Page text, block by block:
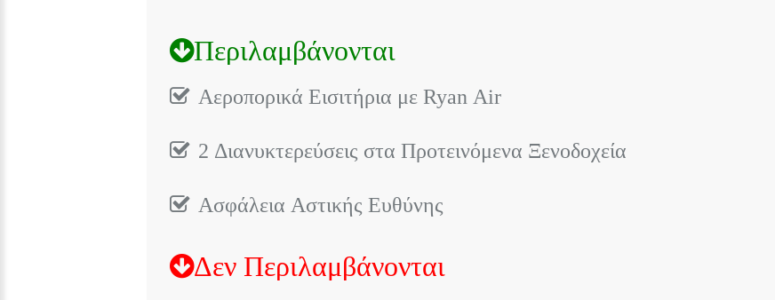
Περιλαμβάνονται
Αεροπορικά Εισιτήρια με Ryan Air
2 Διανυκτερεύσεις στα Προτεινόμενα Ξενοδοχεία
Ασφάλεια Αστικής Ευθύνης
Δεν Περιλαμβάνονται